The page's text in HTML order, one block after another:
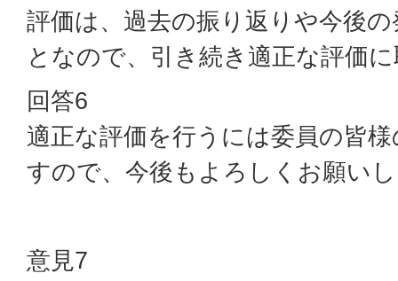
評価は、過去の振り返りや今後
となので、引き続き適正な評価
回答6
適正な評価を行うには委員の皆
すので、今後もよろしくお願い
意見7